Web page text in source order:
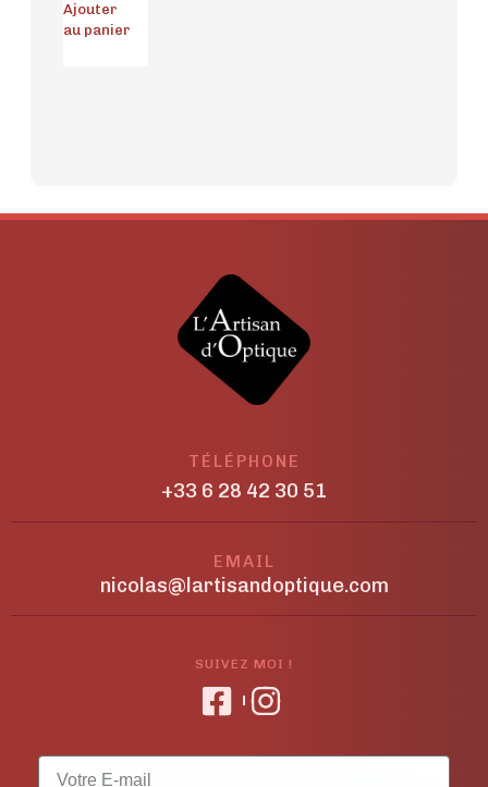
Ajouter
au panier
TÉLÉPHONE
+33 6 28 42 30 51
EMAIL
nicolas@lartisandoptique.com
SUIVEZ MOI !